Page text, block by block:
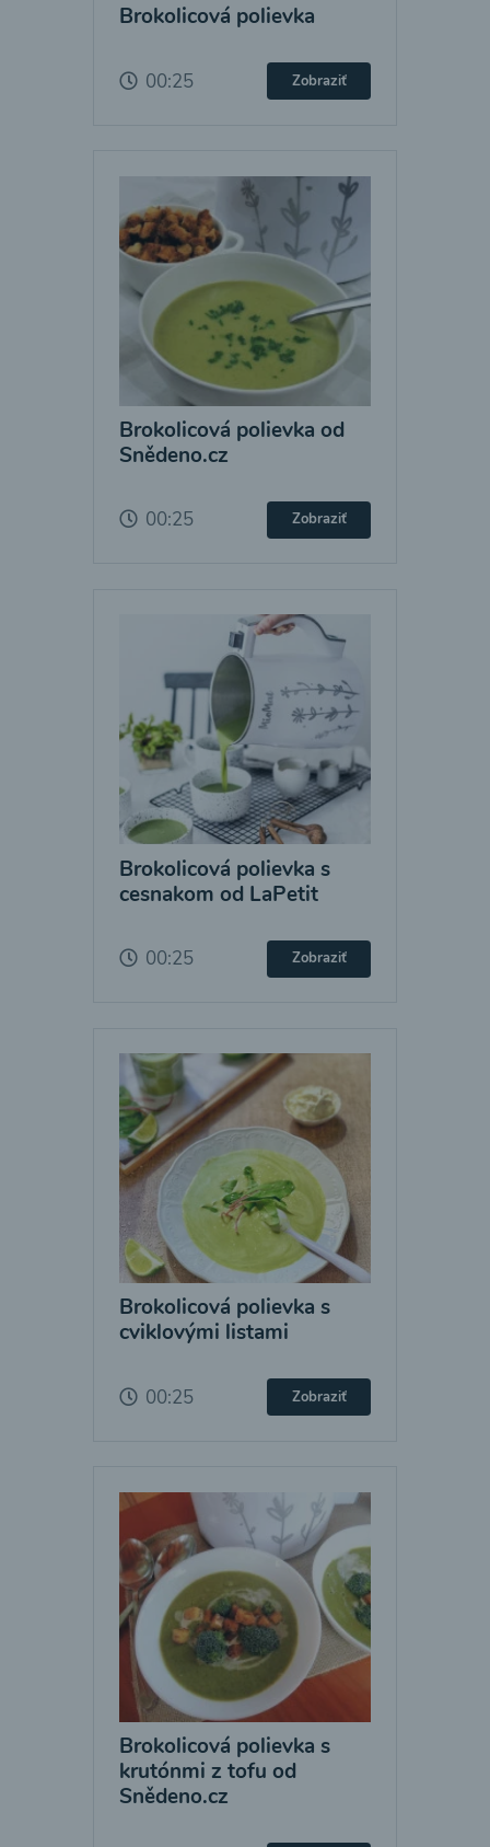
Brokolicová polievka
00:25 Zobraziť
Brokolicová polievka od
Snědeno.cz
00:25 Zobraziť
Brokolicová polievka s
cesnakom od LaPetit
00:25 Zobraziť
Brokolicová polievka s
cviklovými listami
00:25 Zobraziť
Brokolicová polievka s
krutónmi z tofu od
Snědeno.cz